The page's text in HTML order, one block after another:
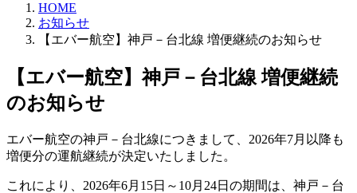
HOME
お知らせ
【エバー航空】神戸－台北線 増便継続のお知らせ
【エバー航空】神戸－台北線 増便継続
のお知らせ
エバー航空の神戸－台北線につきまして、2026年7月以降も
増便分の運航継続が決定いたしました。
これにより、2026年6月15日～10月24日の期間は、神戸－台